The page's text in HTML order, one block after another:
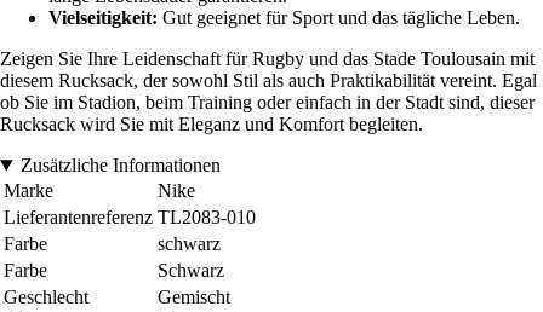
Vielseitigkeit: Gut geeignet für Sport und das tägliche Leben.
Zeigen Sie Ihre Leidenschaft für Rugby und das Stade Toulousain mit
diesem Rucksack, der sowohl Stil als auch Praktikabilität vereint. Egal
ob Sie im Stadion, beim Training oder einfach in der Stadt sind, dieser
Rucksack wird Sie mit Eleganz und Komfort begleiten.
Zusätzliche Informationen
Marke
Nike
Lieferantenreferenz TL2083-010
Farbe
schwarz
Farbe
Schwarz
Geschlecht
Gemischt